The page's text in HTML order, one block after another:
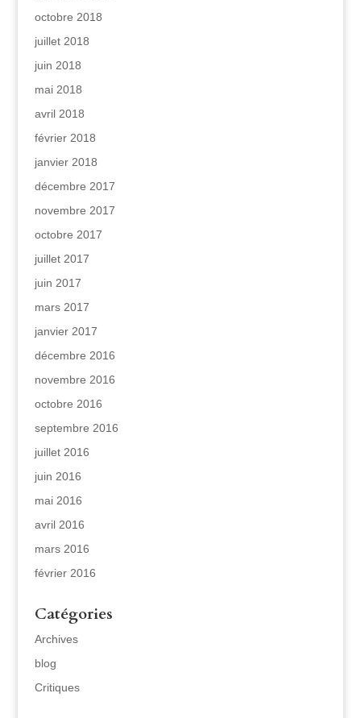
octobre 2018
juillet 2018
juin 2018
mai 2018
avril 2018
février 2018
janvier 2018
décembre 2017
novembre 2017
octobre 2017
juillet 2017
juin 2017
mars 2017
janvier 2017
décembre 2016
novembre 2016
octobre 2016
septembre 2016
juillet 2016
juin 2016
mai 2016
avril 2016
mars 2016
février 2016
Catégories
Archives
blog
Critiques